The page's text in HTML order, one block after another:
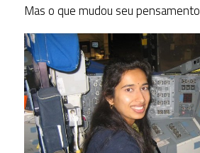
Mas o que mudou seu